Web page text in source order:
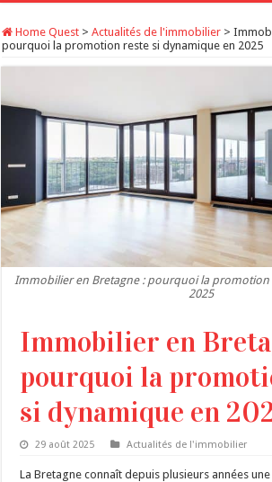
Home Quest > Actualités de l'immobilier >
pourquoi la promotion reste si dynamique en 2025
Immobilier en Bretagne : pourquoi la promotion
2025
Immobilier en
pourquoi la
si dynamique en
29 août 2025 Actualités de l'immobilier
La Bretagne connaît depuis plusieurs années